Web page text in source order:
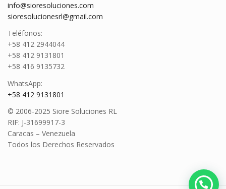
info@sioresoluciones.com
sioresolucionesrl@gmail.com
Teléfonos:
+58 412 2944044
+58 412 9131801
+58 416 9135732
WhatsApp:
+58 412 9131801
© 2006-2025 Siore Soluciones RL
RIF: J-31699917-3
Caracas – Venezuela
Todos los Derechos Reservados